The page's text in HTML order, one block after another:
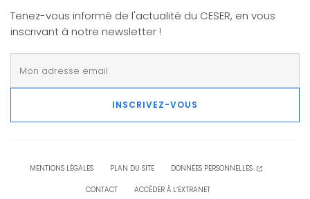
Tenez-vous informé de l'actualité du CESER, en vous
inscrivant à notre newsletter !
INSCRIVEZ-VOUS
MENTIONS LÉGALES PLAN DU SITE DONNÉES PERSONNELLES
CONTACT ACCÉDER À L’EXTRANET